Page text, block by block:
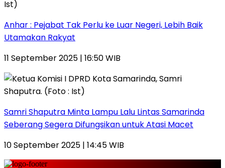
Anhar : Pejabat Tak Perlu ke Luar Negeri, Lebih Baik
Utamakan Rakyat
11 September 2025 | 16:50 WIB
Samri Shaputra Minta Lampu Lalu Lintas Samarinda
Seberang Segera Difungsikan untuk Atasi Macet
10 September 2025 | 14:45 WIB